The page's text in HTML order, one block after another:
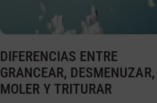
DIFERENCIAS ENTRE
GRANCEAR, DESMENUZAR,
MOLER Y TRITURAR